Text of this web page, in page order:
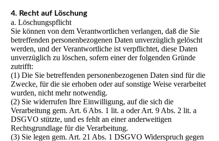
4. Recht auf Löschung
a. Löschungspflicht
Sie können von dem Verantwortlichen verlangen, daß die Sie
betreffenden personenbezogenen Daten unverzüglich gelöscht
werden, und der Verantwortliche ist verpflichtet, diese Daten
unverzüglich zu löschen, sofern einer der folgenden Gründe
zutrifft:
(1) Die Sie betreffenden personenbezogenen Daten sind für die
Zwecke, für die sie erhoben oder auf sonstige Weise verarbeitet
wurden, nicht mehr notwendig.
(2) Sie widerrufen Ihre Einwilligung, auf die sich die
Verarbeitung gem. Art. 6 Abs. 1 lit. a oder Art. 9 Abs. 2 lit. a
DSGVO stützte, und es fehlt an einer anderweitigen
Rechtsgrundlage für die Verarbeitung.
(3) Sie legen gem. Art. 21 Abs. 1 DSGVO Widerspruch gegen